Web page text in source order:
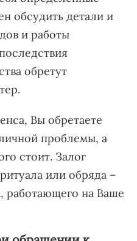
обсудить детали и
и работы
обретут
Вы обретаете
проблемы, а
стоит. Залог
или обряда –
работающего на Ваше